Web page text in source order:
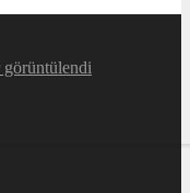
görüntülendi​